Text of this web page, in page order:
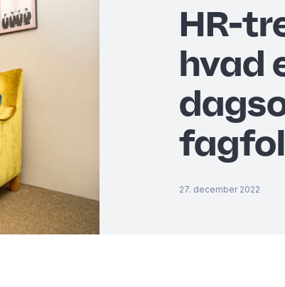
HR-
hvad
27. december 2022